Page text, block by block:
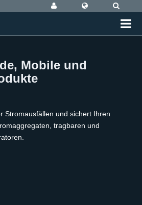
Mobile und
Stromausfällen und sichert Ihren
tragbaren und